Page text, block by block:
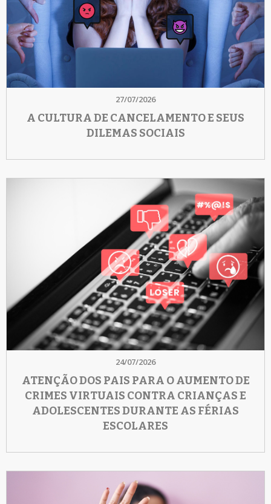
27/07/2026
A CULTURA DE CANCELAMENTO E SEUS
DILEMAS SOCIAIS
24/07/2026
ATENÇÃO DOS PAIS PARA O AUMENTO DE
CRIMES VIRTUAIS CONTRA CRIANÇAS E
ADOLESCENTES DURANTE AS FÉRIAS
ESCOLARES